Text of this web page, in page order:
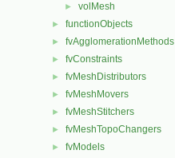
► volMesh
► functionObjects
► fvAgglomerationMethods
► fvConstraints
► fvMeshDistributors
► fvMeshMovers
► fvMeshStitchers
► fvMeshTopoChangers
► fvModels